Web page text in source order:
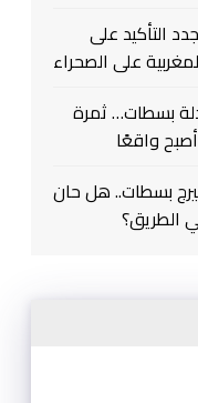
التأكيد على
على الصحراء
بسطات… ثمرة
واقعًا
بسطات.. هل حان
الطريق؟